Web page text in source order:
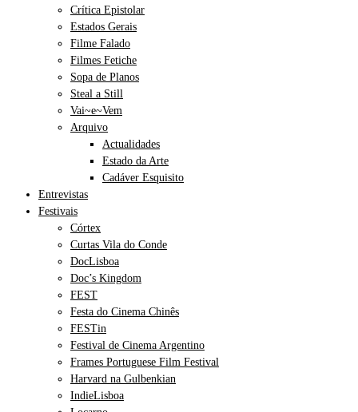
Crítica Epistolar
Estados Gerais
Filme Falado
Filmes Fetiche
Sopa de Planos
Steal a Still
Vai~e~Vem
Arquivo
Actualidades
Estado da Arte
Cadáver Esquisito
Entrevistas
Festivais
Córtex
Curtas Vila do Conde
DocLisboa
Doc’s Kingdom
FEST
Festa do Cinema Chinês
FESTin
Festival de Cinema Argentino
Frames Portuguese Film Festival
Harvard na Gulbenkian
IndieLisboa